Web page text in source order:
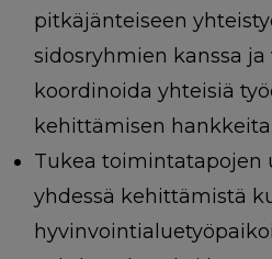
pitkäjänteiseen
sidosryhmien kanssa
koordinoida yhteisiä
kehittämisen hankkeita.
Tukea toimintatapojen
yhdessä kehittämistä